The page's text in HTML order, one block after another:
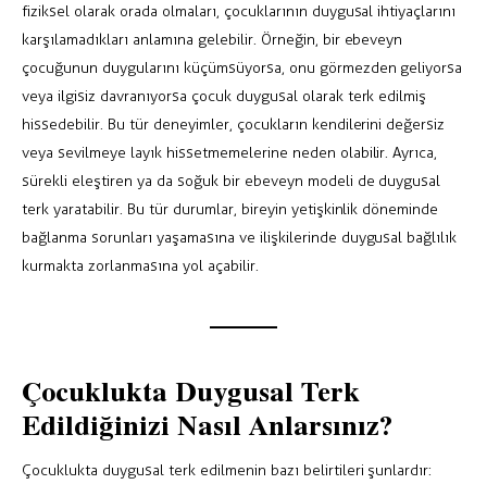
fiziksel olarak orada olmaları, çocuklarının duygusal ihtiyaçlarını
karşılamadıkları anlamına gelebilir. Örneğin, bir ebeveyn
çocuğunun duygularını küçümsüyorsa, onu görmezden geliyorsa
veya ilgisiz davranıyorsa çocuk duygusal olarak terk edilmiş
hissedebilir. Bu tür deneyimler, çocukların kendilerini değersiz
veya sevilmeye layık hissetmemelerine neden olabilir. Ayrıca,
sürekli eleştiren ya da soğuk bir ebeveyn modeli de duygusal
terk yaratabilir. Bu tür durumlar, bireyin yetişkinlik döneminde
bağlanma sorunları yaşamasına ve ilişkilerinde duygusal bağlılık
kurmakta zorlanmasına yol açabilir.
Çocuklukta Duygusal Terk
Edildiğinizi Nasıl Anlarsınız?
Çocuklukta duygusal terk edilmenin bazı belirtileri şunlardır: